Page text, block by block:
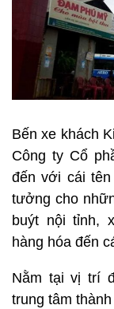
Bến xe khách
Công ty Cổ
đến với cái
tưởng cho
buýt nội tỉnh,
hàng hóa đến
Nằm tại vị trí
trung tâm